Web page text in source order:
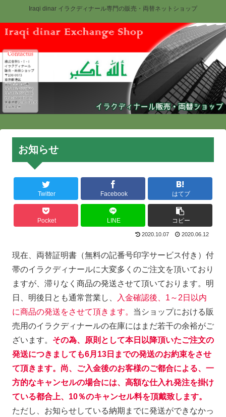
Iraqi dinar イラクディナール専門の販売・両替ネットショップ
お知らせ
Twitter Facebook はてブ
Pocket LINE コピー
2020.10.07 2020.06.12
現在、両替証明書（無料の記番号印字サービス付き）付
帯のイラクディナールに大変多くのご注文を頂いており
ますが、滞りなく商品の発送させて頂いております。明
日、明後日とも通常営業し、
入金確認後、1～2日以内
に商品の発送をさせて頂きます。 当ショップにおける販
売用のイラクディナールの在庫にはまだ若干の余裕がご
ざいます。 その為、原則として本日以降頂いたご注文の
発送につきましても6月13日までの発送のお約束をさせ
て頂きます。尚、ご入金後のお客様のご都合による、一
方的なキャンセルの場合には、高額な仕入れ発注を掛け
ている都合上、10％のキャンセル料を頂戴致します。
ただし、お知らせしている納期までに発送ができなかっ